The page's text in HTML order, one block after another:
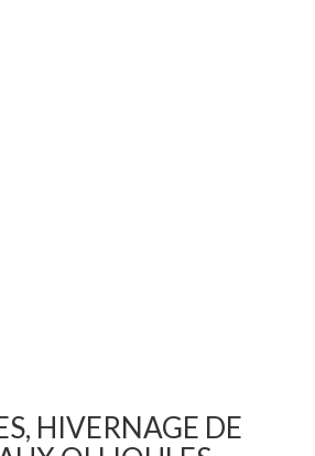
HIVERNAGE DE